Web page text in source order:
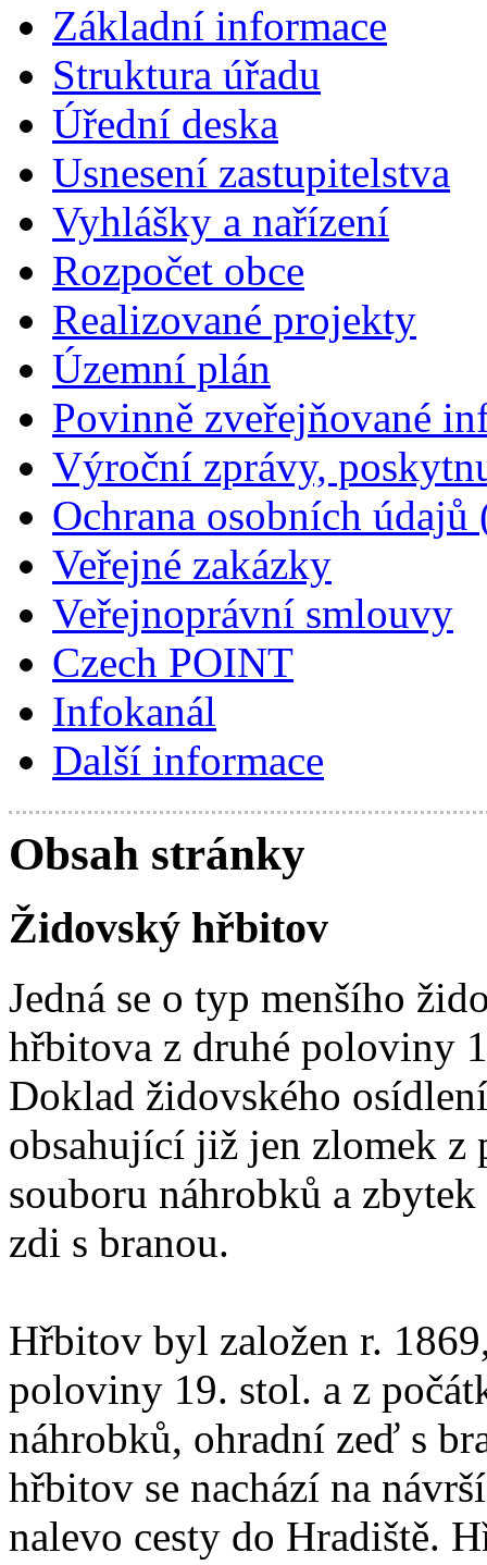
Základní informace
Struktura úřadu
Úřední deska
Usnesení zastupitelstva
Vyhlášky a nařízení
Rozpočet obce
Realizované projekty
Územní plán
Povinně zveřejňované
Výroční zprávy,
Ochrana osobních údajů
Veřejné zakázky
Veřejnoprávní smlouvy
Czech POINT
Infokanál
Další informace
Obsah stránky
Židovský hřbitov
Jedná se o typ menšího
hřbitova z druhé poloviny
Doklad židovského
obsahující již jen zlomek z
souboru náhrobků a
zdi s branou.
Hřbitov byl založen r.
poloviny 19. stol. a z
náhrobků, ohradní zeď s
hřbitov se nachází na
nalevo cesty do Hradiště.